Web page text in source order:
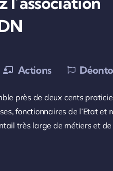
Actions
près de deux cents
fonctionnaires de l’Etat et
très large de métiers et de